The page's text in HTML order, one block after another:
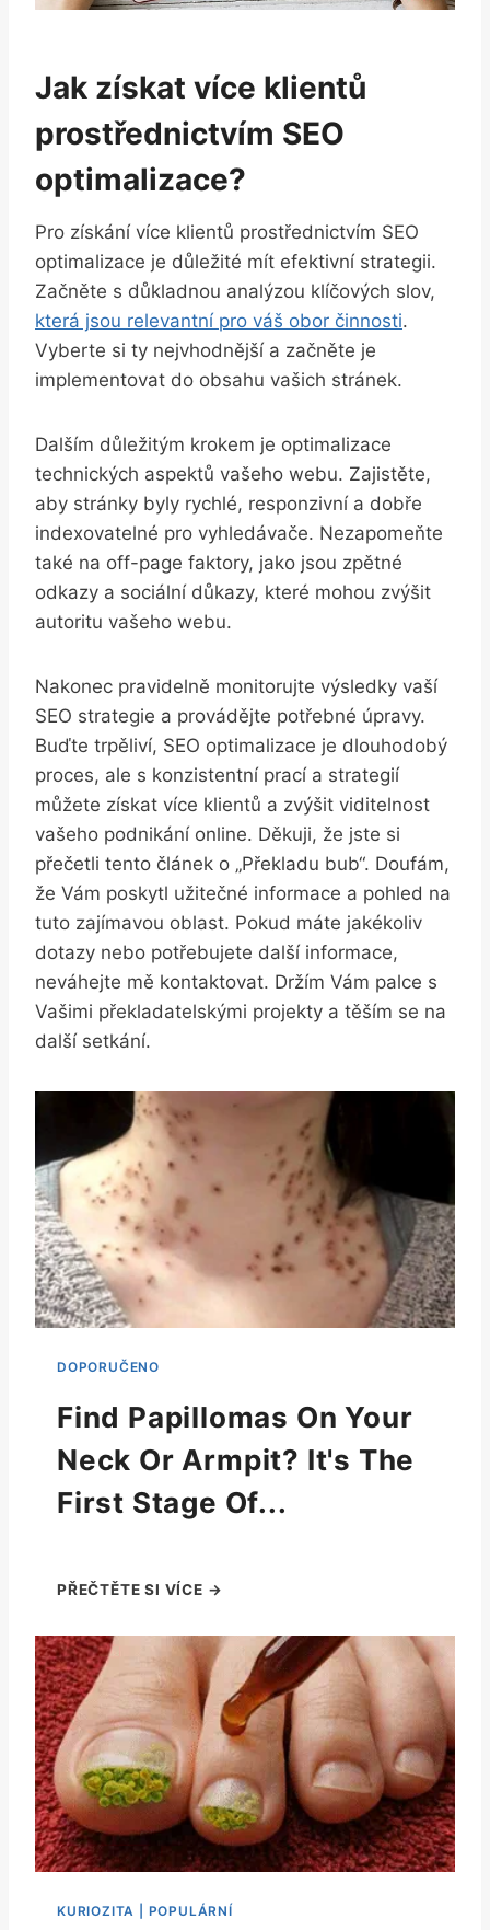
Jak ⁢získat více klientů
prostřednictvím ‌SEO
optimalizace?
Pro získání více klientů prostřednictvím SEO
optimalizace‌ je důležité mít efektivní ‍strategii.
Začněte ⁢s důkladnou ⁣analýzou klíčových slov,
která jsou relevantní pro váš⁤ obor činnosti.
Vyberte si ty nejvhodnější a začněte​ je
implementovat do‍ obsahu vašich stránek.
Dalším důležitým krokem je optimalizace
technických aspektů vašeho‍ webu. ⁢Zajistěte,
aby stránky⁤ byly ⁤rychlé,⁣ responzivní ‌a dobře
indexovatelné pro vyhledávače. ​Nezapomeňte
také na off-page faktory, jako jsou zpětné
odkazy a sociální důkazy, ‌které mohou zvýšit
⁣autoritu vašeho ‍webu.
Nakonec pravidelně monitorujte výsledky‌ vaší⁣
SEO ‌strategie⁢ a provádějte ⁢potřebné úpravy.
Buďte trpěliví, SEO optimalizace je dlouhodobý
proces, ale s ⁤konzistentní prací a strategií
můžete získat více klientů a ‌zvýšit viditelnost‍
vašeho podnikání⁣ online. Děkuji, že jste ⁣si
přečetli tento ‌článek o „Překladu bub“. Doufám,
že‌ Vám poskytl užitečné informace a pohled na
tuto zajímavou oblast. Pokud máte jakékoliv
⁤dotazy nebo potřebujete⁤ další informace,
neváhejte‍ mě kontaktovat. Držím Vám palce s
Vašimi překladatelskými ⁢projekty a těším se na
další‌ setkání.
Find Papillomas On Your
Neck Or Armpit? It's The
First Stage Of...